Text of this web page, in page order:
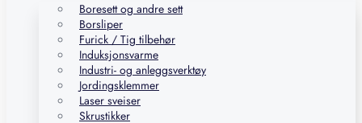
Boresett og andre sett
Borsliper
Furick / Tig tilbehør
Induksjonsvarme
Industri- og anleggsverktøy
Jordingsklemmer
Laser sveiser
Skrustikker